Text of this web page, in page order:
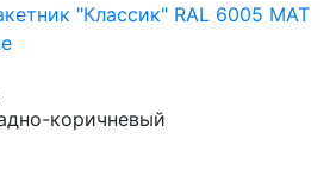
"Классик" RAL 6005 MAT
коричневый